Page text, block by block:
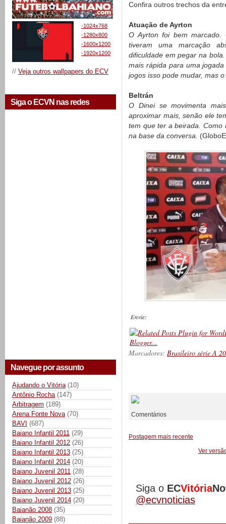
-1024x768
-1280x800
-1600x1200
-1920x1200
// Veja outros wallpapers do ECV
Siga o ECVN nas redes
Navegue por assunto
Ajudando o Vitória (10)
Antônio Rocha (147)
Arbitragem (189)
Arena Fonte Nova (70)
BAVI (687)
Baiano Infantil 2011 (29)
Baiano Infantil 2012 (26)
Baiano Infantil 2013 (25)
Baiano Infantil 2014 (20)
Baiano Juvenil 2011 (28)
Baiano Juvenil 2012 (26)
Baiano Juvenil 2013 (25)
Baiano Juvenil 2014 (20)
Baianão 2008 (35)
Baianão 2009 (88)
Confira outros trechos da
Atuação de Ayrton
O Ayrton foi bem
tiveram uma marcação
dificuldade em pegar na
mais rápida para uma
jogos isso pode mudar, mas
Beltrán
O Dinei se movimenta
aproximar mais, senão ele
tem que ter a beirada. Como
na base da conversa.
Envie:
Marcadores: Brasileiro série A
Comentários
Postagem mais recente
Ver
Siga o ECVitória
@ecvnoticias